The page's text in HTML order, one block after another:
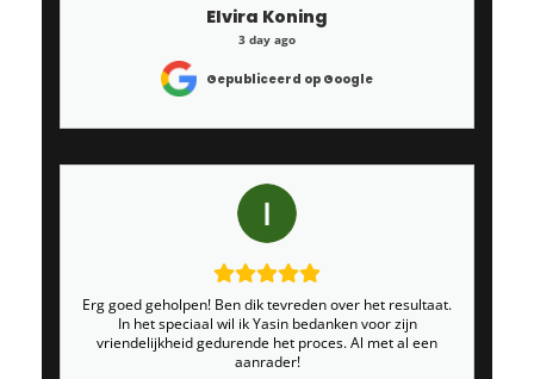
Elvira Koning
3 day ago
Gepubliceerd op Google
Erg goed geholpen! Ben dik tevreden over het resultaat.
In het speciaal wil ik Yasin bedanken voor zijn
vriendelijkheid gedurende het proces. Al met al een
aanrader!